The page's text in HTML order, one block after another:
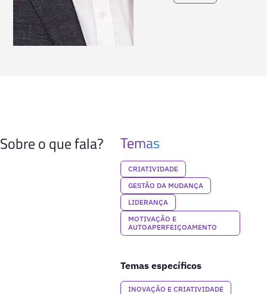
Sobre o que fala? Temas
CRIATIVIDADE
GESTÃO DA MUDANÇA
LIDERANÇA
MOTIVAÇÃO E
AUTOAPERFEIÇOAMENTO
Temas específicos
INOVAÇÃO E CRIATIVIDADE